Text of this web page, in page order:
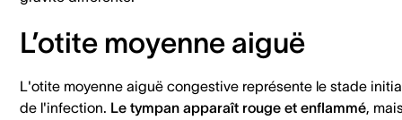
L’otite moyenne aiguë
L'otite moyenne aiguë congestive représente le stade
de l'infection. Le tympan apparaît rouge et enflammé,